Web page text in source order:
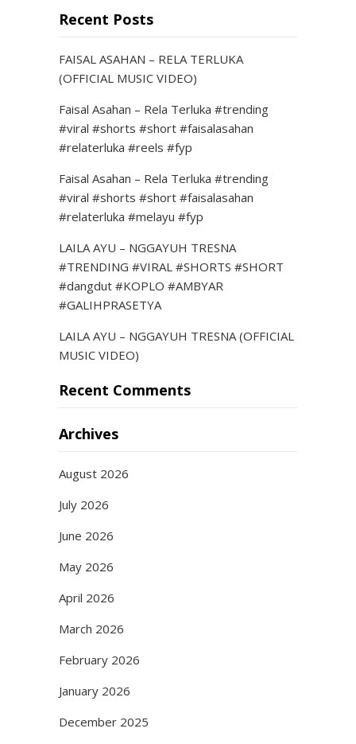
Recent Posts
FAISAL ASAHAN – RELA TERLUKA
(OFFICIAL MUSIC VIDEO)
Faisal Asahan – Rela Terluka #trending
#viral #shorts #short #faisalasahan
#relaterluka #reels #fyp
Faisal Asahan – Rela Terluka #trending
#viral #shorts #short #faisalasahan
#relaterluka #melayu #fyp
LAILA AYU – NGGAYUH TRESNA
#TRENDING #VIRAL #SHORTS #SHORT
#dangdut #KOPLO #AMBYAR
#GALIHPRASETYA
LAILA AYU – NGGAYUH TRESNA (OFFICIAL
MUSIC VIDEO)
Recent Comments
Archives
August 2026
July 2026
June 2026
May 2026
April 2026
March 2026
February 2026
January 2026
December 2025